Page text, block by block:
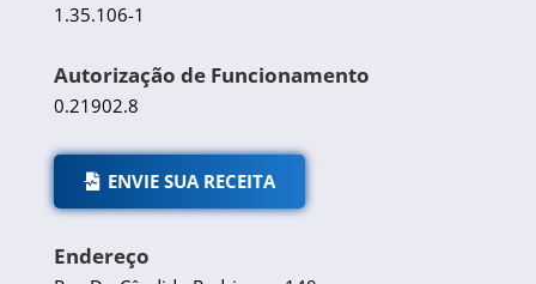
1.35.106-1
Autorização de Funcionamento
0.21902.8
ENVIE SUA RECEITA
Endereço